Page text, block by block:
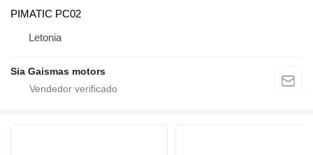
PIMATIC PC02
Letonia
Sia Gaismas motors